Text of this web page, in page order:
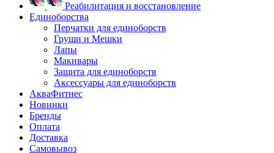
Реабилитация и восстановление
Единоборства
Перчатки для единоборств
Груши и Мешки
Лапы
Макивары
Защита для единоборств
Аксессуары для единоборств
АкваФитнес
Новинки
Бренды
Оплата
Доставка
Самовывоз